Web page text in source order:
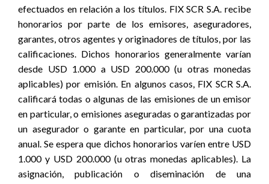
efectuados en relación a los títulos. FIX SCR S.A. recibe
honorarios por parte de los emisores, aseguradores,
garantes, otros agentes y originadores de títulos, por las
calificaciones. Dichos honorarios generalmente varían
desde USD 1.000 a USD 200.000 (u otras monedas
aplicables) por emisión. En algunos casos, FIX SCR S.A.
calificará todas o algunas de las emisiones de un emisor
en particular, o emisiones aseguradas o garantizadas por
un asegurador o garante en particular, por una cuota
anual. Se espera que dichos honorarios varíen entre USD
1.000 y USD 200.000 (u otras monedas aplicables). La
asignación, publicación o diseminación de una